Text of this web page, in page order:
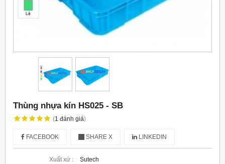
Thùng nhựa kín HS025 - SB
(1 đánh giá)
FACEBOOK SHARE X LINKEDIN
Xuất xứ :
Sutech